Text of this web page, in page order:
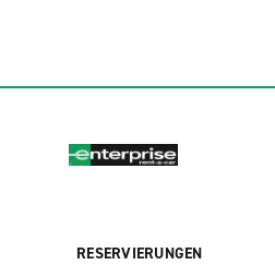
RESERVIERUNGEN